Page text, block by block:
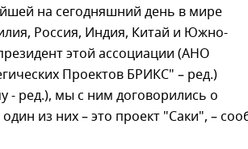
на сегодняшний день в мире
Россия, Индия, Китай и Южно-
этой ассоциации (АНО
Проектов БРИКС" – ред.)
- ред.), мы с ним договорились о
из них – это проект "Саки", –